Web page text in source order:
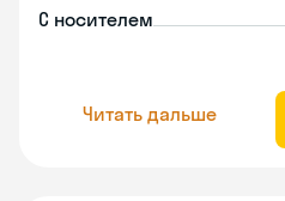
С носителем
Читать дальше